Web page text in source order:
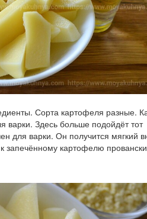
Сорта картофеля разные.
варки. Здесь больше подойдёт тот
для варки. Он получится мягкий
запечённому картофелю